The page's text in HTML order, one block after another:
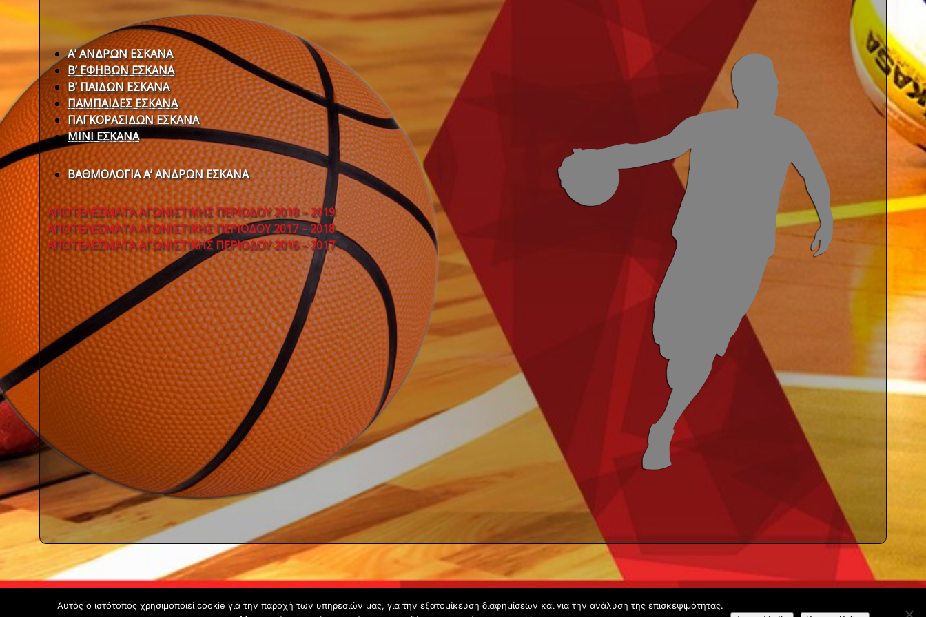
Α’ ΑΝΔΡΩΝ ΕΣΚΑΝΑ
Β’ ΕΦΗΒΩΝ ΕΣΚΑΝΑ
B’ ΠΑΙΔΩΝ ΕΣΚΑΝΑ
ΠΑΜΠΑΙΔΕΣ ΕΣΚΑΝΑ
ΠΑΓΚΟΡΑΣΙΔΩΝ ΕΣΚΑΝΑ
ΜΙΝΙ ΕΣΚΑΝΑ
ΒΑΘΜΟΛΟΓΙΑ A’ ΑΝΔΡΩΝ ΕΣΚΑΝΑ
ΑΠΟΤΕΛΕΣΜΑΤΑ ΑΓΩΝΙΣΤΙΚΗΣ ΠΕΡΙΟΔΟΥ 2018 – 2019
ΑΠΟΤΕΛΕΣΜΑΤΑ ΑΓΩΝΙΣΤΙΚΗΣ ΠΕΡΙΟΔΟΥ 2017 – 2018
ΑΠΟΤΕΛΕΣΜΑΤΑ ΑΓΩΝΙΣΤΙΚΗΣ ΠΕΡΙΟΔΟΥ 2016 – 2017
Copyright © 2020 - Gsperamatosermis.gr
Αυτός ο ιστότοπος χρησιμοποιεί cookie για την παροχή των υπηρεσιών μας, για την εξατομίκευση διαφημίσεων και για την ανάλυση της επισκεψιμότητας.